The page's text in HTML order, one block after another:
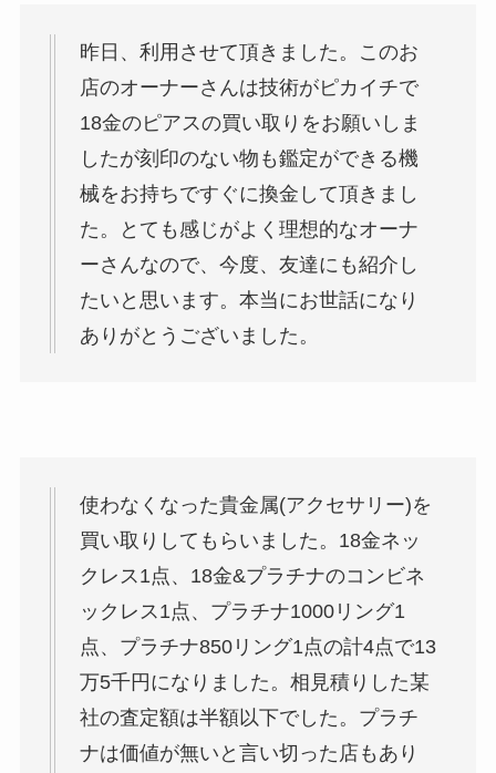
昨日、利用させて頂きました。このお
店のオーナーさんは技術がピカイチで
18金のピアスの買い取りをお願いしま
したが刻印のない物も鑑定ができる機
械をお持ちですぐに換金して頂きまし
た。とても感じがよく理想的なオーナ
ーさんなので、今度、友達にも紹介し
たいと思います。本当にお世話になり
ありがとうございました。
使わなくなった貴金属(アクセサリー)を
買い取りしてもらいました。18金ネッ
クレス1点、18金&プラチナのコンビネ
ックレス1点、プラチナ1000リング1
点、プラチナ850リング1点の計4点で13
万5千円になりました。相見積りした某
社の査定額は半額以下でした。プラチ
ナは価値が無いと言い切った店もあり